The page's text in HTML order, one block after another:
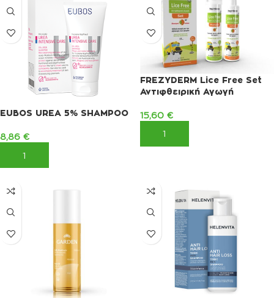
EUBOS UREA 5% SHAMPOO
8,86 €
ΠΡΟΣΘΉΚΗ ΣΤΟ ΚΑΛΆΘΙ
FREZYDERM Lice Free Set
Αντιφθειρική Αγωγή
15,60 €
ΠΡΟΣΘΉΚΗ ΣΤΟ ΚΑΛΆΘΙ